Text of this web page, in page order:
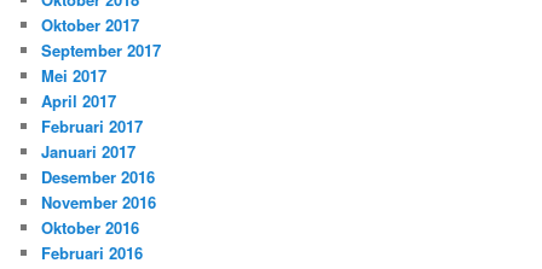
Oktober 2017
September 2017
Mei 2017
April 2017
Februari 2017
Januari 2017
Desember 2016
November 2016
Oktober 2016
Februari 2016